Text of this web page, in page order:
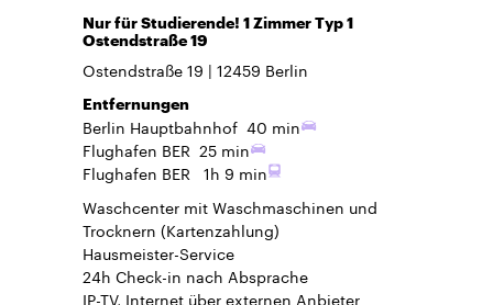
Nur für Studierende! 1 Zimmer Typ 1
Ostendstraße 19
Ostendstraße 19 12459 Berlin
Entfernungen
Berlin Hauptbahnhof 40 min
Flughafen BER 25 min
Flughafen BER 1h 9 min
Waschcenter mit Waschmaschinen und
Trocknern (Kartenzahlung)
Hausmeister-Service
24h Check-in nach Absprache
IP-TV, Internet über externen Anbieter